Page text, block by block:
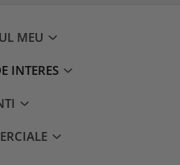
MEU
INTERES